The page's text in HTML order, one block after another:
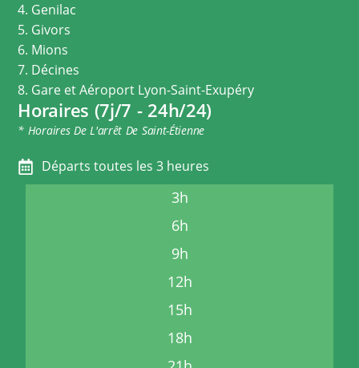
4. Genilac
5. Givors
6. Mions
7. Décines
8. Gare et Aéroport Lyon-Saint-Exupéry
Horaires (7j/7 - 24h/24)
* Horaires De L'arrêt De Saint-Étienne
Départs toutes les 3 heures
3h
6h
9h
12h
15h
18h